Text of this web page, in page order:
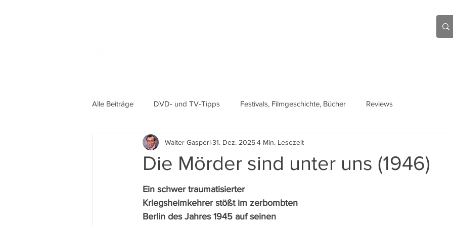
Alle Beiträge DVD- und TV-Tipps Festivals, Filmgeschichte, Bücher Reviews
Die Mörder sind unter uns (1946)
Walter Gasperi31. Dez. 20254 Min. Lesezeit
Ein schwer traumatisierter
Kriegsheimkehrer stößt im zerbombten
Berlin des Jahres 1945 auf seinen